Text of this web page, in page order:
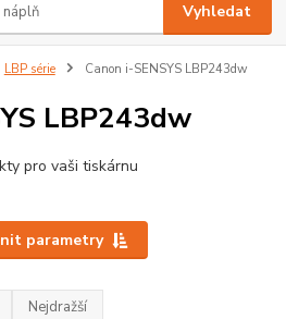
Vyhledat
LBP série Canon i-SENSYS LBP243dw
LBP243dw
pro vaši tiskárnu
parametry
Nejdražší